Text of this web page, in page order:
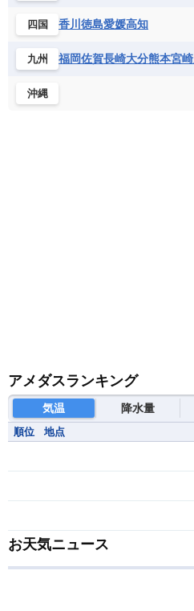
フランス領ギアナ
ベネズエラ
ベリーズ
ボリビア
メキシコ
チュニジア
ナミビア
ニジェール
マダガスカル
四国 香川 徳島愛媛高知
九州 福岡佐賀長崎大分熊本宮崎
沖縄
アメダスランキング
気温 降水量
順位 地点
お天気ニュース